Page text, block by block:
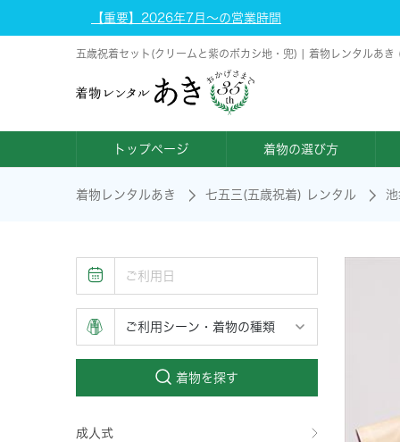
【重要】2026年7月～の営業時間
五歳祝着セット(クリームと紫のボカシ地・兜) | 着物レンタルあき
トップページ 着物の選び方
着物レンタルあき 七五三(五歳祝着) レンタル
着物を探す
成人式